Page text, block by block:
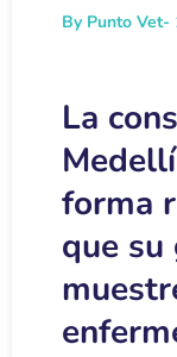
By Punto Vet-
La
forma
que